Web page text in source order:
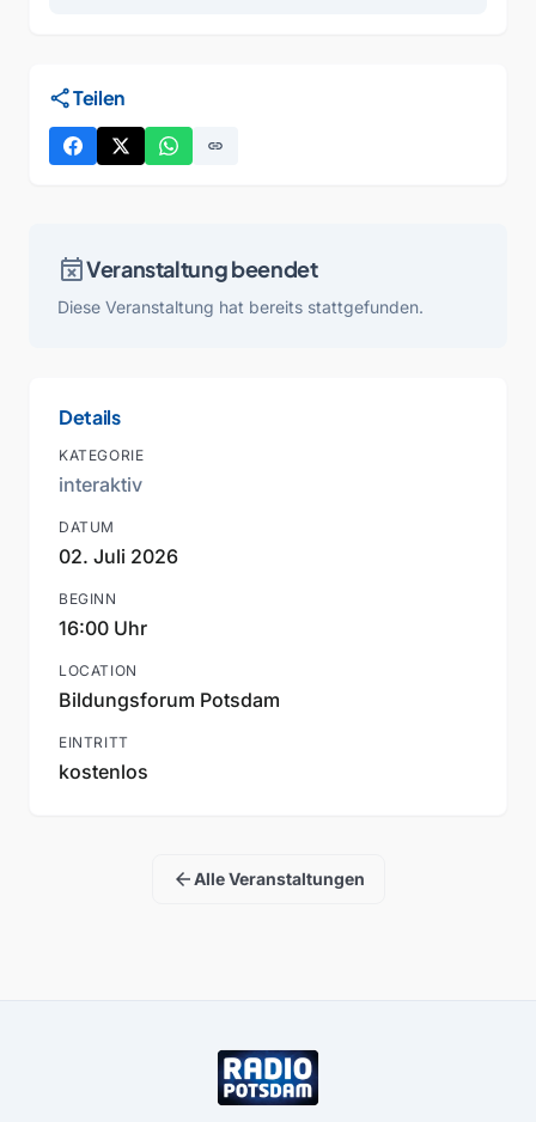
shareTeilen
link
event_busyVeranstaltung beendet
Diese Veranstaltung hat bereits stattgefunden.
Details
KATEGORIE
interaktiv
DATUM
02. Juli 2026
BEGINN
16:00 Uhr
LOCATION
Bildungsforum Potsdam
EINTRITT
kostenlos
arrow_backAlle Veranstaltungen